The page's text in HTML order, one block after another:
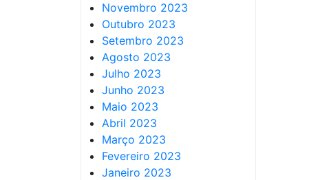
Novembro 2023
Outubro 2023
Setembro 2023
Agosto 2023
Julho 2023
Junho 2023
Maio 2023
Abril 2023
Março 2023
Fevereiro 2023
Janeiro 2023